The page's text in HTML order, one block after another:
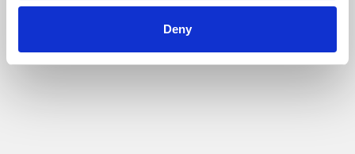
Deny